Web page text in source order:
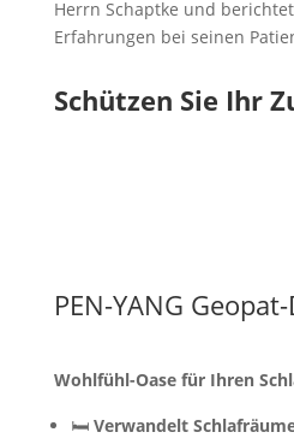
Herrn Schaptke und
Erfahrungen bei seinen
Schützen Sie Ihr
PEN-YANG
Wohlfühl-Oase für Ihren
🛏️ Verwandelt